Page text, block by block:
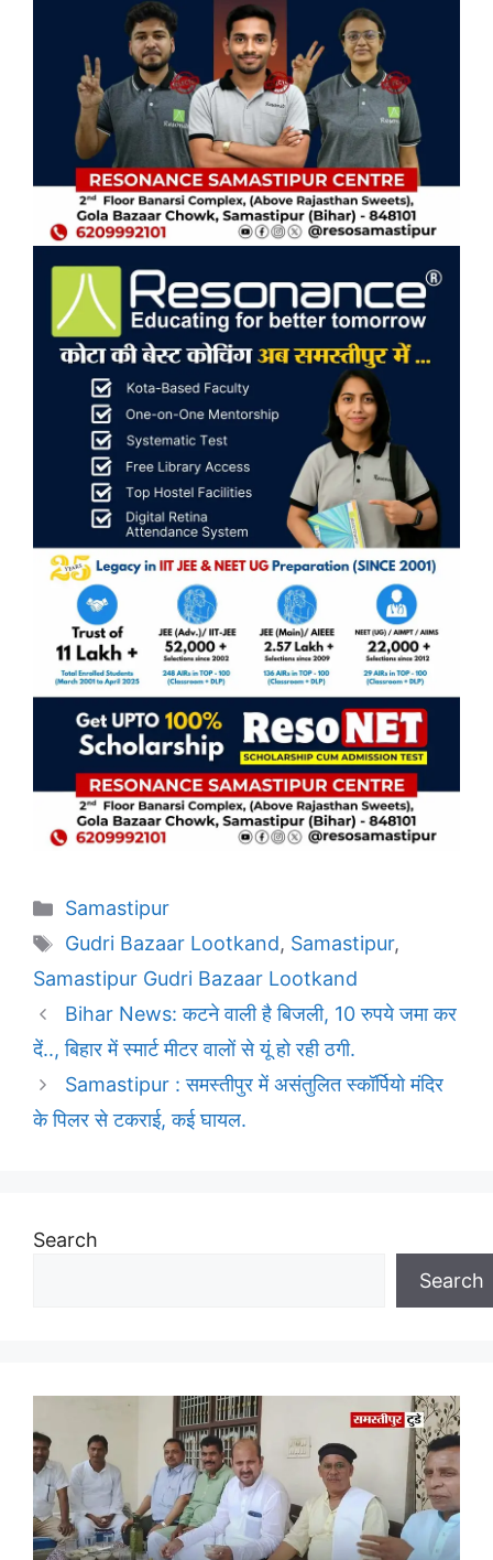
Categories
Samastipur
Tags
Gudri Bazaar Lootkand, Samastipur,
Samastipur Gudri Bazaar Lootkand
Bihar News: कटने वाली है बिजली, 10 रुपये जमा कर
दें.., बिहार में स्मार्ट मीटर वालों से यूं हो रही ठगी.
Samastipur : समस्तीपुर में असंतुलित स्कॉर्पियो मंदिर
के पिलर से टकराई, कई घायल.
Search
Search